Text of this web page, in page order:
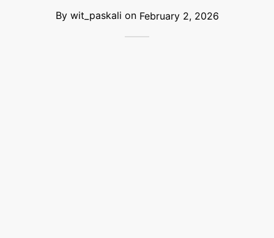
By wit_paskali on February 2, 2026